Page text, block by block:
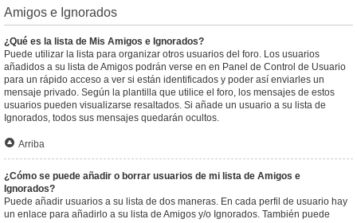
Amigos e Ignorados
¿Qué es la lista de Mis Amigos e Ignorados?
Puede utilizar la lista para organizar otros usuarios del foro. Los usuarios
añadidos a su lista de Amigos podrán verse en en Panel de Control de Usuario
para un rápido acceso a ver si están identificados y poder así enviarles un
mensaje privado. Según la plantilla que utilice el foro, los mensajes de estos
usuarios pueden visualizarse resaltados. Si añade un usuario a su lista de
Ignorados, todos sus mensajes quedarán ocultos.
Arriba
¿Cómo se puede añadir o borrar usuarios de mi lista de Amigos e
Ignorados?
Puede añadir usuarios a su lista de dos maneras. En cada perfil de usuario hay
un enlace para añadirlo a su lista de Amigos y/o Ignorados. También puede